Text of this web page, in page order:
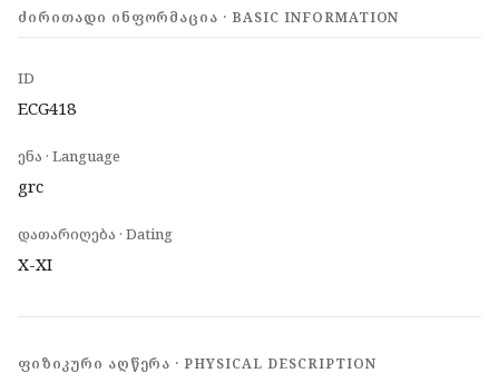
ᲫᲘᲠᲘᲗᲐᲓᲘ ᲘᲜᲤᲝᲠᲛᲐᲪᲘᲐ · BASIC INFORMATION
ID
ECG418
ენა · Language
grc
დათარიღება · Dating
X-XI
ᲤᲘᲖᲘᲙᲣᲠᲘ ᲐᲦᲬᲔᲠᲐ · PHYSICAL DESCRIPTION